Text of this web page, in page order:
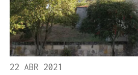
22 ABR 2021